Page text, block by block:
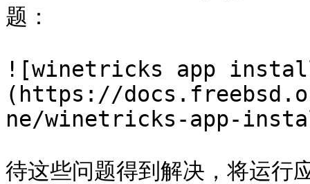
题：
![winetricks app
(https://
ne/winetricks-app-
待这些问题得到解决，将运行